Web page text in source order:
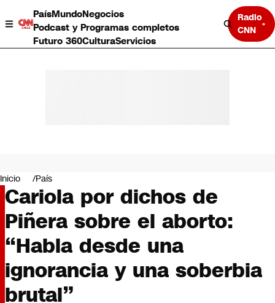
PaísMundoNegocios
Podcast y Programas completos
Futuro 360CulturaServicios
Radio
CNN
Negocios
Deportes
Programas completos
Cultura
Servicios
Bits
CNN tiempo
Futuro 360
Opinión
Inicio País
Cariola por dichos de
Piñera sobre el aborto:
“Habla desde una
ignorancia y una soberbia
brutal”